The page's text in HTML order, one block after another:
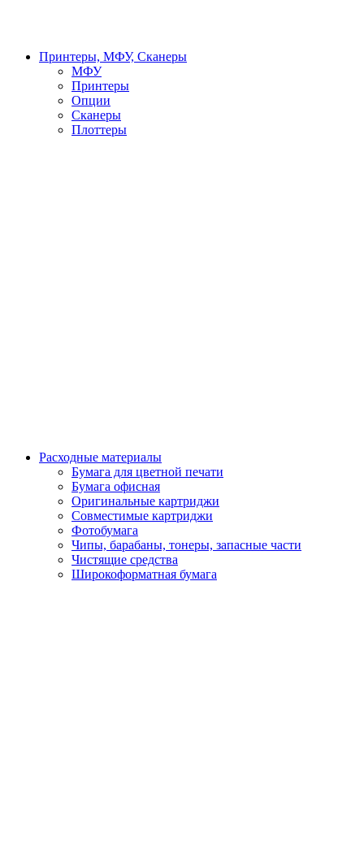
Принтеры, МФУ, Сканеры
МФУ
Принтеры
Опции
Сканеры
Плоттеры
Расходные материалы
Бумага для цветной печати
Бумага офисная
Оригинальные картриджи
Совместимые картриджи
Фотобумага
Чипы, барабаны, тонеры, запасные части
Чистящие средства
Широкоформатная бумага